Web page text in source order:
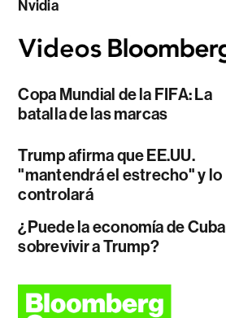
Nvidia
Copa Mundial de la FIFA: La
batalla de las marcas
Trump afirma que EE.UU.
"mantendrá el estrecho" y lo
controlará
¿Puede la economía de Cuba
sobrevivir a Trump?